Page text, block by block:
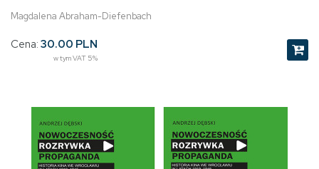
Magdalena Abraham-Diefenbach
Cena: 30.00 PLN
w tym VAT 5%